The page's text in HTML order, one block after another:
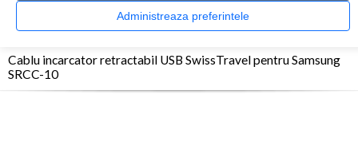
Administreaza preferintele
> Accesorii telefoane > Cablu incarcator retractabil USB
Cablu incarcator retractabil USB SwissTravel pentru Samsung
SRCC-10